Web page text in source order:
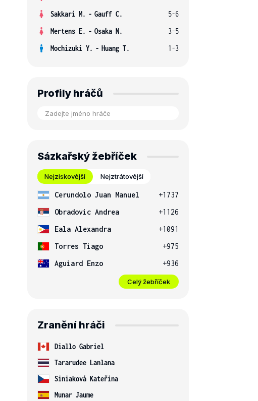
Sakkari M. - Gauff C.
5-6
Mertens E. - Osaka N.
3-5
Mochizuki Y. - Huang T. 1-3
Profily hráčů
Sázkařský žebříček
Nejziskovější Nejztrátovější
Cerundolo Juan Manuel
+1737
Obradovic Andrea
+1126
Eala Alexandra
+1091
Torres Tiago
+975
Aguiard Enzo
+936
Celý žebříček
Zranění hráči
Diallo Gabriel
Tararudee Lanlana
Siniaková Kateřina
Munar Jaume